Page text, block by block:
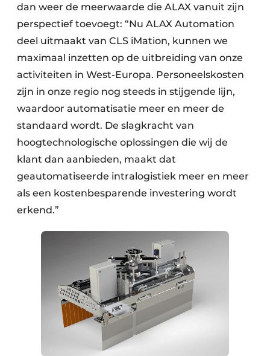
dan weer de meerwaarde die ALAX vanuit zijn
perspectief toevoegt: “Nu ALAX Automation
deel uitmaakt van CLS iMation, kunnen we
maximaal inzetten op de uitbreiding van onze
activiteiten in West-Europa. Personeelskosten
zijn in onze regio nog steeds in stijgende lijn,
waardoor automatisatie meer en meer de
standaard wordt. De slagkracht van
hoogtechnologische oplossingen die wij de
klant dan aanbieden, maakt dat
geautomatiseerde intralogistiek meer en meer
als een kostenbesparende investering wordt
erkend.”